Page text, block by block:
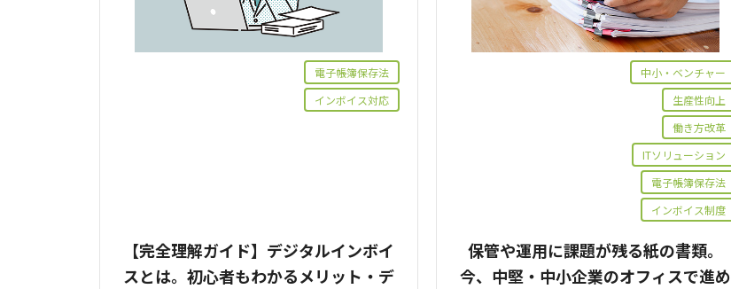
電子帳簿保存法
インボイス対応
【完全理解ガイド】デジタルインボイ
スとは。初心者もわかるメリット・デ
中小・ベンチャー
生産性向上
働き方改革
ITソリューション
電子帳簿保存法
インボイス制度
保管や運用に課題が残る紙の書類。
今、中堅・中小企業のオフィスで進め